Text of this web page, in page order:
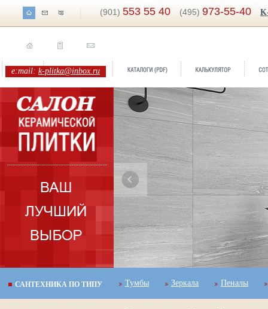
(901) 553 55 40 (495) 973-55-40
e:mail: k-plitka@inbox.ru
NORTH
САНТЕХНИКА ПО ТИПУ Тумбы Зеркала Пеналы